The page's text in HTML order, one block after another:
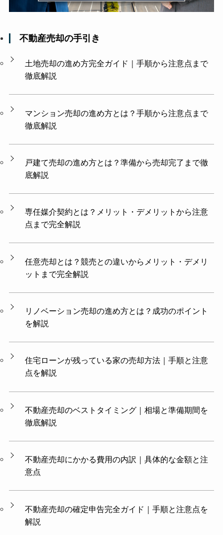
不動産売却の手引き
土地売却の進め方完全ガイド｜手順から注意点まで
徹底解説
マンション売却の進め方とは？手順から注意点まで
徹底解説
戸建て売却の進め方とは？準備から売却完了まで徹
底解説
専任媒介契約とは？メリット・デメリットから注意
点まで完全解説
任意売却とは？競売との違いからメリット・デメリ
ットまで完全解説
リノベーション売却の進め方とは？成功のポイント
を解説
住宅ローンが残っている家の売却方法｜手順と注意
点を解説
不動産売却のベストタイミング｜相場と準備期間を
徹底解説
不動産売却にかかる費用の内訳｜具体的な金額と注
意点
不動産売却の確定申告完全ガイド｜手順と注意点を
解説